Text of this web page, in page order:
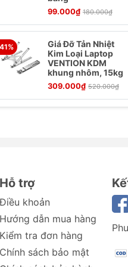
Series Bike Phone
độ bền và khả năng chịu
xe đạp ngay cả khi di
99.000₫ 180.000₫
Giá Đỡ Tản Nhiệt
Kim Loại Laptop
VENTION KDM
khung nhôm, 15kg
309.000₫ 520.000₫
Hỗ trợ
Điều khoản
Hướng dẫn mua hàng
Kiểm tra đơn hàng
Chính sách bảo mật